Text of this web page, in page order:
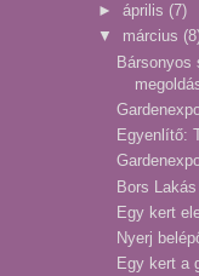
► április (7)
▼ március
Bársonyos
Egyenlítő:
Bors
Egy kert
Nyerj
Egy kert a